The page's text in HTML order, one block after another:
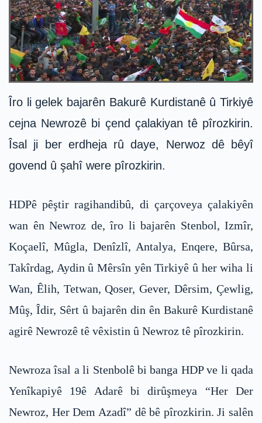
Îro li gelek bajarên Bakurê Kurdistanê û Tirkiyê
cejna Newrozê bi çend çalakiyan tê pîrozkirin.
Îsal ji ber erdheja rû daye, Nerwoz dê bêyî
govend û şahî were pîrozkirin.
HDPê pêştir ragihandibû, di çarçoveya çalakiyên
wan ên Newroz de, îro li bajarên Stenbol, Izmîr,
Koçaelî, Mûgla, Denîzlî, Antalya, Enqere, Bûrsa,
Takîrdag, Aydin û Mêrsîn yên Tirkiyê û her wiha li
Wan, Êlih, Tetwan, Qoser, Gever, Dêrsim, Çewlig,
Mûş, Îdir, Sêrt û bajarên din ên Bakurê Kurdistanê
agirê Newrozê tê vêxistin û Newroz tê pîrozkirin.
Newroza îsal a li Stenbolê bi banga HDP ve li qada
Yenîkapiyê 19ê Adarê bi dirûşmeya “Her Der
Newroz, Her Dem Azadî” dê bê pîrozkirin. Ji salên